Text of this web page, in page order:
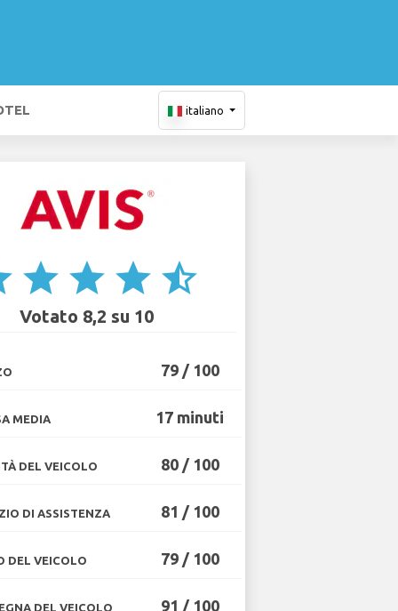
italiano
star star star star_half
Votato 8,2 su 10
79 / 100
MEDIA 17 minuti
DEL VEICOLO 80 / 100
DI ASSISTENZA 81 / 100
DEL VEICOLO 79 / 100
DEL VEICOLO 91 / 100